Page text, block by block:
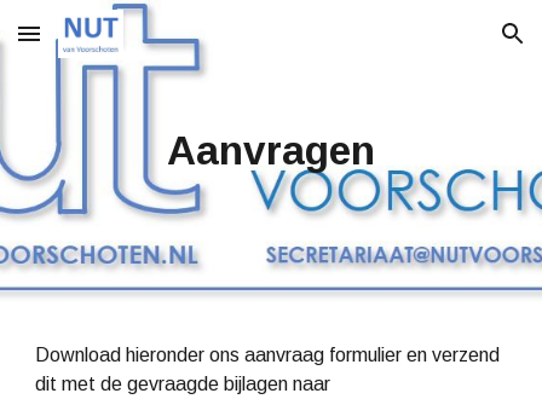
Skip to main content Skip to navigation
Aanvragen
Download hieronder ons aanvraag formulier en verzend
dit met de gevraagde bijlagen naar